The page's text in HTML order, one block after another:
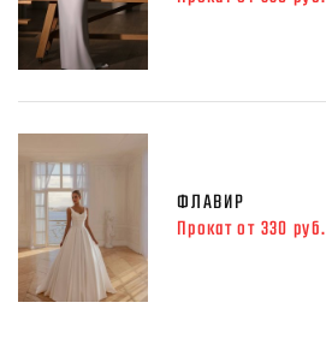
ФЛАВИР
Прокат от 330 руб.